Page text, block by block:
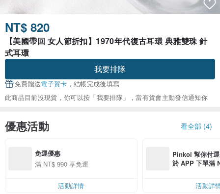
NT$ 820
【美國帶回 女人節折扣】1970年代復古耳環 典雅雙珠 針
式耳環
我要排隊
免費贈送電子賀卡 ，結帳完成後填寫
此商品目前沒現貨，你可以按「我要排隊」，當有貨會主動發信通知你
優惠活動 看全部 (4)
免運優惠
滿 NT$ 990 享免運
活動詳情
Pinkoi 幫你付
於 APP 下單滿
活動詳